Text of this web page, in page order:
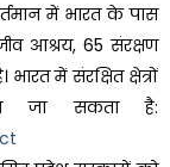
में भारत के पास
आश्रय, 65 संरक्षण
में संरक्षित क्षेत्रों
जा सकता है: